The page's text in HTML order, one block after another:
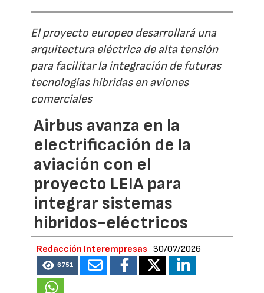
El proyecto europeo desarrollará una
arquitectura eléctrica de alta tensión
para facilitar la integración de futuras
tecnologías híbridas en aviones
comerciales
Airbus avanza en la
electrificación de la
aviación con el
proyecto LEIA para
integrar sistemas
híbridos-eléctricos
Redacción Interempresas 30/07/2026
6751